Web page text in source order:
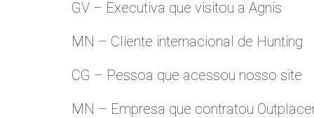
GV – Executiva que visitou a Agnis
MN – Cliente internacional de Hunting
CG – Pessoa que acessou nosso site
MN – Empresa que contratou